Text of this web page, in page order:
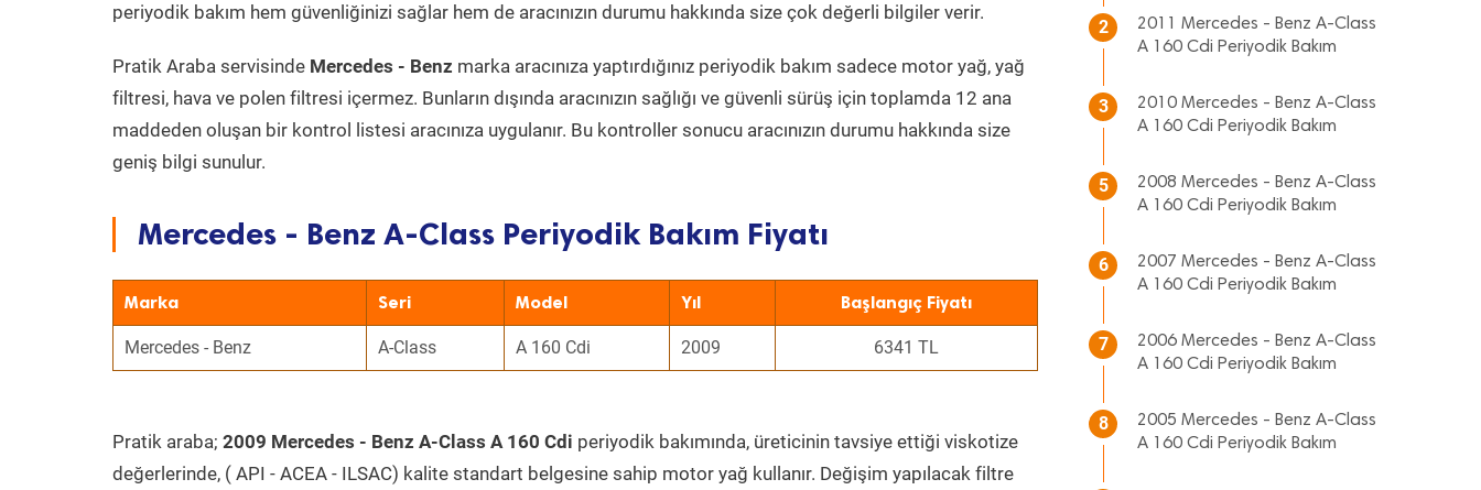
periyodik bakım hem güvenliğinizi sağlar hem de aracınızın durumu hakkında size çok değerli bilgiler verir.
Pratik Araba servisinde Mercedes - Benz marka aracınıza yaptırdığınız periyodik bakım sadece motor yağ, yağ
filtresi, hava ve polen filtresi içermez. Bunların dışında aracınızın sağlığı ve güvenli sürüş için toplamda 12 ana
maddeden oluşan bir kontrol listesi aracınıza uygulanır. Bu kontroller sonucu aracınızın durumu hakkında size
geniş bilgi sunulur.
Mercedes - Benz A-Class Periyodik Bakım Fiyatı
Marka Seri Model Yıl Başlangıç Fiyatı
Mercedes - Benz A-Class A 160 Cdi 2009 6341 TL
Pratik araba; 2009 Mercedes - Benz A-Class A 160 Cdi periyodik bakımında, üreticinin tavsiye ettiği viskotize
değerlerinde, ( API - ACEA - ILSAC) kalite standart belgesine sahip motor yağ kullanır. Değişim yapılacak filtre
2
2011 Mercedes - Benz A-Class
A 160 Cdi Periyodik Bakım
3
2010 Mercedes - Benz A-Class
A 160 Cdi Periyodik Bakım
5
2008 Mercedes - Benz A-Class
A 160 Cdi Periyodik Bakım
6
2007 Mercedes - Benz A-Class
A 160 Cdi Periyodik Bakım
7
2006 Mercedes - Benz A-Class
A 160 Cdi Periyodik Bakım
8
2005 Mercedes - Benz A-Class
A 160 Cdi Periyodik Bakım